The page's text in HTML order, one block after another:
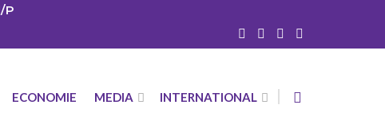
P
ECONOMIE MEDIA INTERNATIONAL